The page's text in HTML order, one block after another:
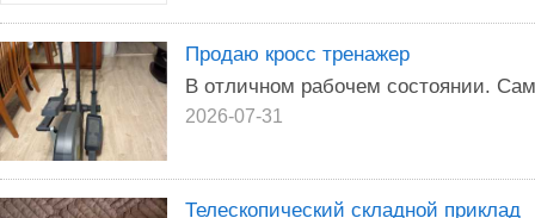
Продаю кросс тренажер
В отличном рабочем состоянии.
2026-07-31
Телескопический складной приклад